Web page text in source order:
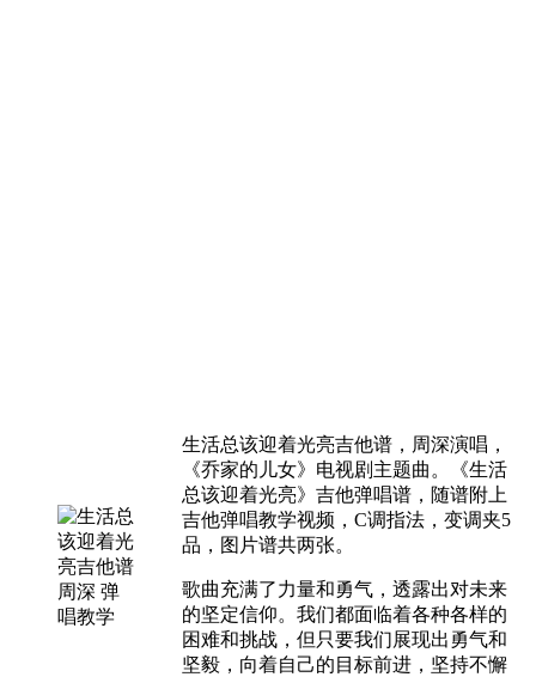
生活总该迎着光亮吉他谱，周深演唱，
《乔家的儿女》电视剧主题曲。《生活
总该迎着光亮》吉他弹唱谱，随谱附上
吉他弹唱教学视频，C调指法，变调夹5
品，图片谱共两张。
歌曲充满了力量和勇气，透露出对未来
的坚定信仰。我们都面临着各种各样的
困难和挑战，但只要我们展现出勇气和
坚毅，向着自己的目标前进，坚持不懈